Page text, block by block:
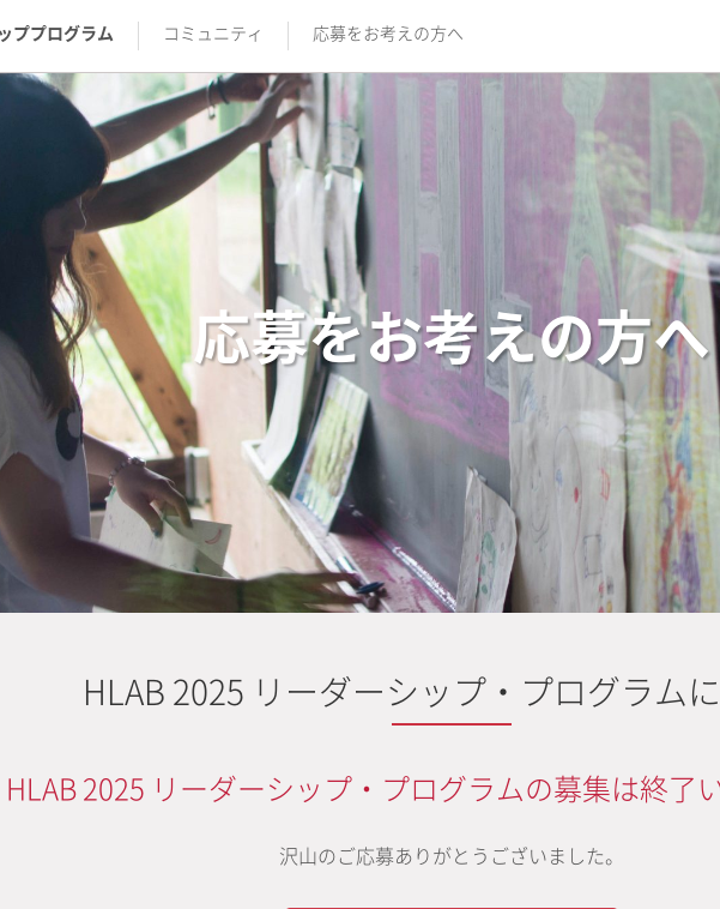
ププログラム コミュニティ 応募をお考えの方へ
応募をお考えの方へ
HLAB 2025 リーダーシップ・プログラム
HLAB 2025 リーダーシップ・プログラムの募集は終了
沢山のご応募ありがとうございました。